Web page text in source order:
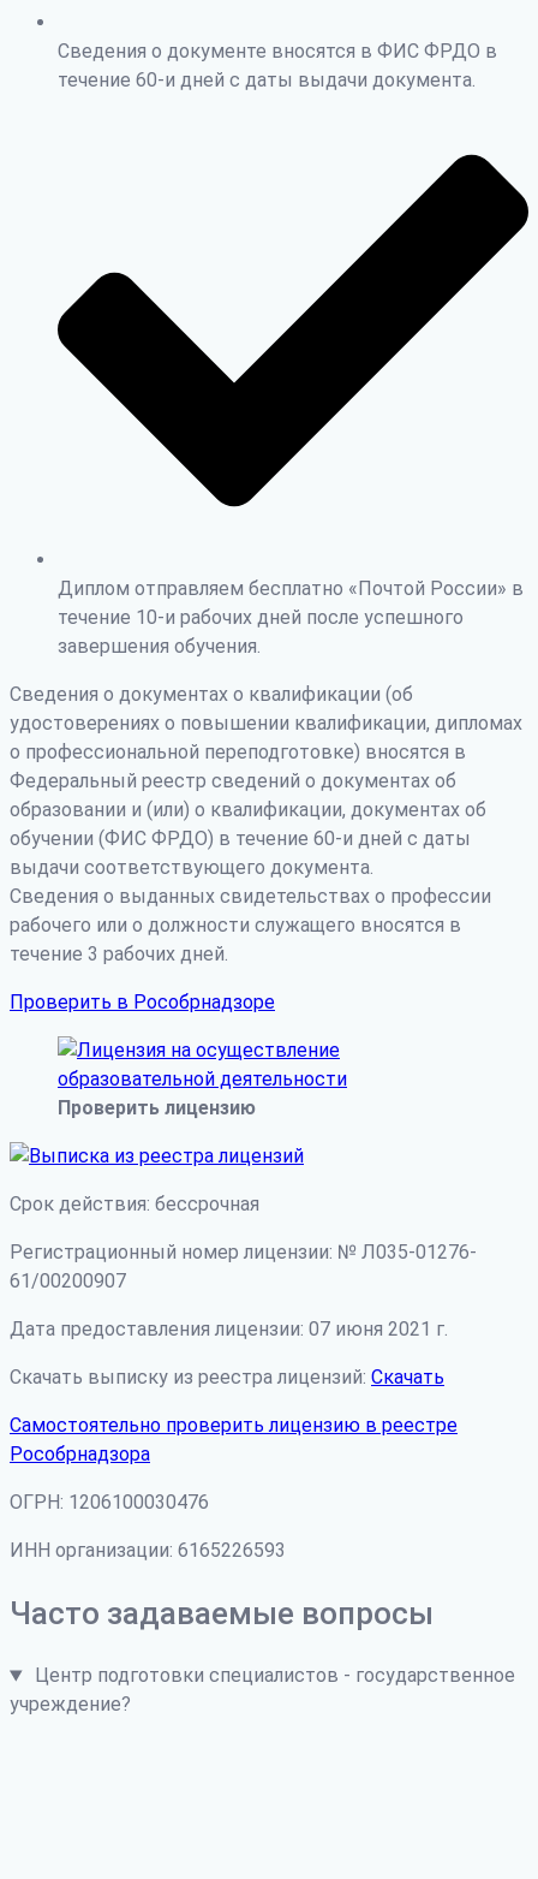
Сведения о документе вносятся в ФИС ФРДО в
течение 60-и дней с даты выдачи документа.
Диплом отправляем бесплатно «Почтой России» в
течение 10-и рабочих дней после успешного
завершения обучения.
Сведения о документах о квалификации (об
удостоверениях о повышении квалификации, дипломах
о профессиональной переподготовке) вносятся в
Федеральный реестр сведений о документах об
образовании и (или) о квалификации, документах об
обучении (ФИС ФРДО) в течение 60-и дней с даты
выдачи соответствующего документа.
Сведения о выданных свидетельствах о профессии
рабочего или о должности служащего вносятся в
течение 3 рабочих дней.
Проверить в Рособрнадзоре
Проверить лицензию
Срок действия: бессрочная
Регистрационный номер лицензии: № Л035-01276-
61/00200907
Дата предоставления лицензии: 07 июня 2021 г.
Скачать выписку из реестра лицензий: Скачать
Самостоятельно проверить лицензию в реестре
Рособрнадзора
ОГРН: 1206100030476
ИНН организации: 6165226593
Часто задаваемые вопросы
Центр подготовки специалистов - государственное
учреждение?